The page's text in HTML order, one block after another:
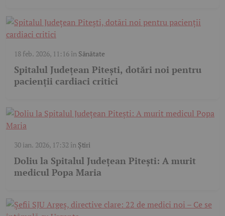
18 feb. 2026, 11:16în Sănătate
Spitalul Județean Pitești, dotări noi pentru
pacienții cardiaci critici
30 ian. 2026, 17:32 în Știri
Doliu la Spitalul Județean Pitești: A murit
medicul Popa Maria